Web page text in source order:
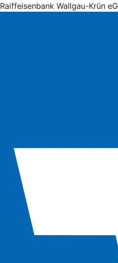
Raiffeisenbank Wallgau-Krün eG